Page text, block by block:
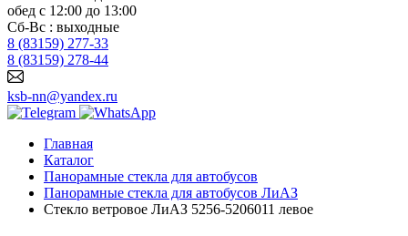
обед с 12:00 до 13:00
Сб-Вс : выходные
8 (83159) 277-33
8 (83159) 278-44
ksb-nn@yandex.ru
Главная
Каталог
Панорамные стекла для автобусов
Панорамные стекла для автобусов ЛиАЗ
Стекло ветровое ЛиАЗ 5256-5206011 левое